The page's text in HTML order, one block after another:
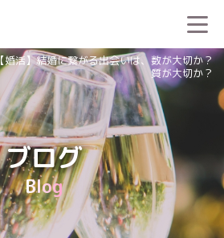
ブログ
Blog
【婚活】結婚に繋がる出会いは、数が大切か？
質が大切か？